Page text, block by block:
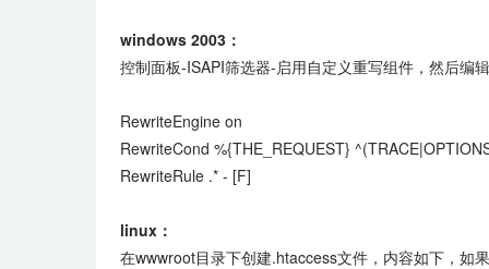
windows 2003：
控制面板-ISAPI筛选器-启用自定义重写组件，然后编
RewriteEngine on
RewriteCond %{THE_REQUEST}
RewriteRule .* - [F]
linux：
在wwwroot目录下创建.htaccess文件，内容如下，如